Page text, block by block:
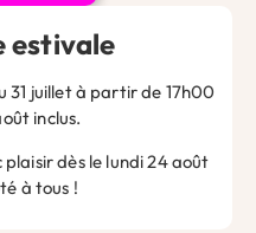
contacter directement
par mail à l’adresse
contact@sdi-pme.fr
ou
par téléphone au
estivale
31 juillet à partir de 17h00
inclus.
dès le lundi 24 août
à tous !